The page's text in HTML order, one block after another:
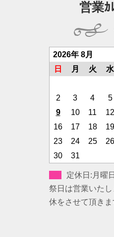
営業ｶ
2026年 8月
日
月 火 水
2
3 4 5
9
10 11 12
16
17 18 19
23
24 25 26
30
31
定休日:月曜
祭日は営業いた
休をさせて頂きま